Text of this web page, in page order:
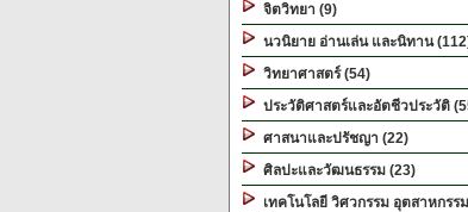
จิตวิทยา (9)
นวนิยาย อ่านเล่น และนิทาน
วิทยาศาสตร์ (54)
ประวัติศาสตร์และอัตชีวประวัติ
ศาสนาและปรัชญา (22)
ศิลปะและวัฒนธรรม (23)
เทคโนโลยี วิศวกรรม อุตสาหกรรม